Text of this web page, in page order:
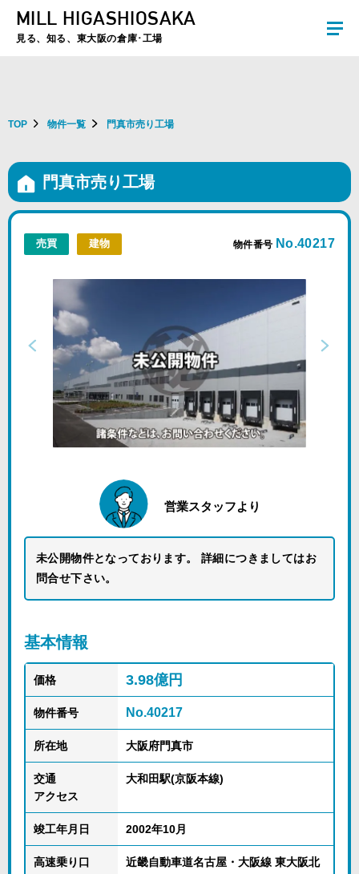
夏季休暇のお知らせ：2026年8月8日(土)～8月16日(日)まで休業とさせていた
MILL HIGASHIOSAKA
見る、知る、東大阪の倉庫･工場
TOP 物件一覧 門真市売り工場
門真市売り工場
売買 建物 物件番号 No.40217
営業スタッフより
未公開物件となっております。 詳細につきましてはお
問合せ下さい。
基本情報
価格 3.98億円
物件番号 No.40217
所在地 大阪府門真市
交通
アクセス
大和田駅(京阪本線)
竣工年月日 2002年10月
高速乗り口 近畿自動車道名古屋・大阪線 東大阪北